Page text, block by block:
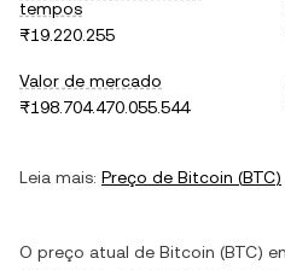
tempos
₨19.220.255
Valor de mercado
₨198.704.470.055.544
Leia mais: Preço de Bitcoin (BTC)
O preço atual de Bitcoin (BTC)